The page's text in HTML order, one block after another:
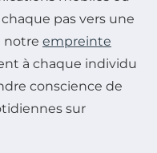
pas vers une
notre empreinte
à chaque individu
conscience de
sur